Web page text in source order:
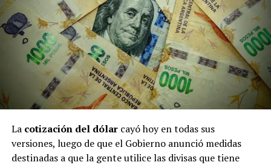
Lacotización del dólarcayó hoy en todas sus
versiones, luego de que el Gobierno anunció medidas
destinadas a que la gente utilice las divisas que tiene